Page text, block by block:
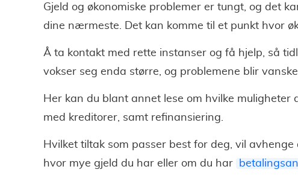
Gjeld og økonomiske problemer er tungt, og det
dine nærmeste. Det kan komme til et punkt hvor
Å ta kontakt med rette instanser og få hjelp, så
vokser seg enda større, og problemene blir
Her kan du blant annet lese om hvilke
med kreditorer, samt refinansiering.
Hvilket tiltak som passer best for deg, vil
hvor mye gjeld du har eller om du har